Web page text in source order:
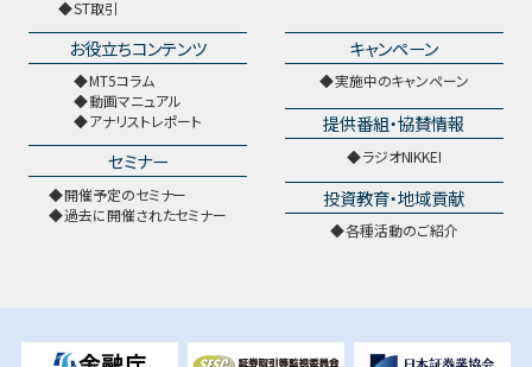
ST取引
お役立ちコンテンツ
MT5コラム
動画マニュアル
アナリストレポート
セミナー
開催予定のセミナー
過去に開催されたセミナー
キャンペーン
実施中のキャンペーン
提供番組・協賛情報
ラジオNIKKEI
投資教育・地域貢献
各種活動のご紹介